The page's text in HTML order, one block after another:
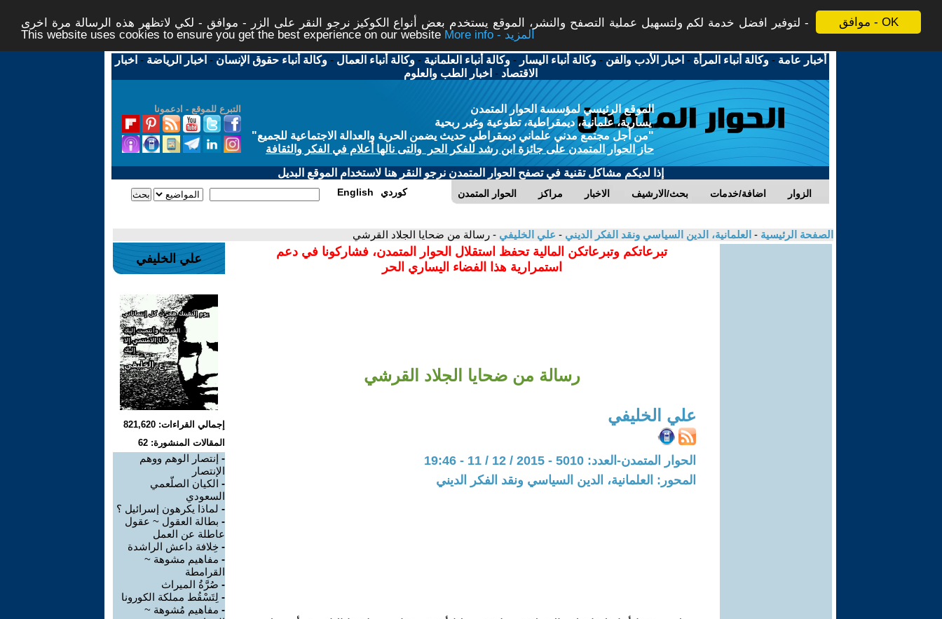
موافق - OK
لتوفير افضل خدمة لكم ولتسهيل عملية التصفح والنشر، الموقع يستخدم بعض أنواع الكوكيز نرجو النقر على الزر - موافق - لكي لاتظهر هذه الرسالة مرة اخرى -
This website uses cookies to ensure you get the best experience on our website
More info - المزيد
أخبار عامة -وكالة أنباء المرأة - اخبار الأدب والفن -وكالة أنباء اليسار -وكالة أنباء العلمانية -وكالة أنباء العمال -وكالة أنباء حقوق الإنسان - اخبار الرياضة - اخبار
الاقتصاد - اخبار الطب والعلوم
التبرع للموقع - ادعمونا
الموقع الرئيسي لمؤسسة الحوار المتمدن
يسارية، علمانية، ديمقراطية، تطوعية وغير ربحية
"من أجل مجتمع مدني علماني ديمقراطي حديث يضمن الحرية والعدالة الاجتماعية للجميع"
حاز الحوار المتمدن على جائزة ابن رشد للفكر الحر والتى نالها أعلام في الفكر والثقافة
إذا لديكم مشاكل تقنية في تصفح الحوار المتمدن نرجو النقر هنا لاستخدام الموقع البديل
الحوار المتمدن مراكز الاخبار بحث/الارشيف اضافة/خدمات الزوار English كوردي
الصفحة الرئيسية - العلمانية، الدين السياسي ونقد الفكر الديني - علي الخليفي - رسالة من ضحايا الجلاد القرشي
تبرعاتكم وتبرعاتكن المالية تحفظ استقلال الحوار المتمدن، فشاركونا في دعم
استمرارية هذا الفضاء اليساري الحر
رسالة من ضحايا الجلاد القرشي
علي الخليفي
الحوار المتمدن-العدد: 5010 - 2015 / 12 / 11 - 19:46
المحور: العلمانية، الدين السياسي ونقد الفكر الديني
علي الخليفي
إجمالي القراءات: 821,620
المقالات المنشورة: 62
- إنتصار الوهم ووهم
الإنتصار
- الكيان الصلّعمي
السعودي
- لماذا يكرهون إسرائيل ؟
- بطالة العقول ~ عقول
عاطلة عن العمل
- خِلافة داعش الراشدة
- مفاهيم مشوهة ~
القرامطة
- صُرَّةُ الميراث
- لِتَسْقُط مملكة الكورونا
- مفاهيم مُشوهة ~